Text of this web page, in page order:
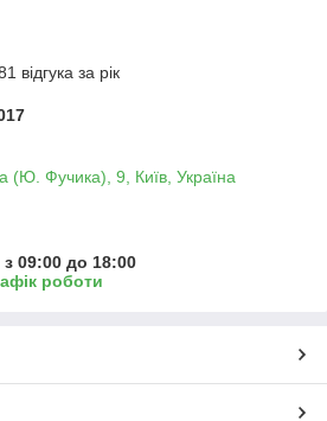
відгука за рік
(Ю. Фучика), 9, Київ, Україна
09:00 до 18:00
роботи